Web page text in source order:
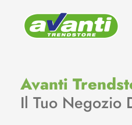
Avanti
Il Tuo Negozio